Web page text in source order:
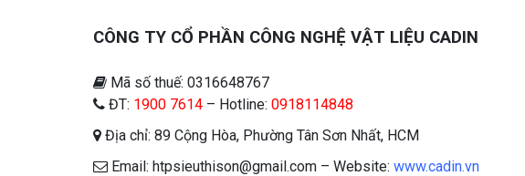
CÔNG TY CỔ PHẦN CÔNG NGHỆ VẬT LIỆU CADIN
Mã số thuế: 0316648767
ĐT: 1900 7614 – Hotline: 0918114848
Địa chỉ: 89 Cộng Hòa, Phường Tân Sơn Nhất, HCM
Email: htpsieuthison@gmail.com – Website: www.cadin.vn